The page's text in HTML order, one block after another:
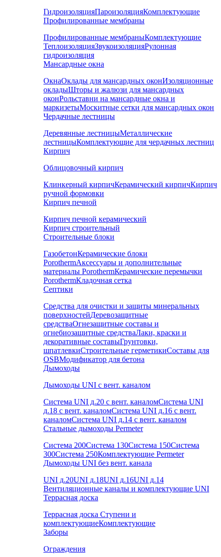
ГидроизоляцияПароизоляцияКомплектующие
Профилированные мембраны
Профилированные мембраныКомплектующие
ТеплоизоляцияЗвукоизоляцияРулонная
гидроизоляция
Мансардные окна
ОкнаОклады для мансардных оконИзоляционные
окладыШторы и жалюзи для мансардных
оконРольставни на мансардные окна и
маркизетыМоскитные сетки для мансардных окон
Чердачные лестницы
Деревянные лестницыМеталлические
лестницыКомплектующие для чердачных лестниц
Кирпич
Облицовочный кирпич
Клинкерный кирпичКерамический кирпичКирпич
ручной формовки
Кирпич печной
Кирпич печной керамический
Кирпич строительный
Строительные блоки
ГазобетонКерамические блоки
PorothermАксессуары и дополнительные
материалы PorothermКерамические перемычки
PorothermКладочная сетка
Септики
Средства для очистки и защиты минеральных
поверхностейДеревозащитные
средстваОгнезащитные составы и
огнебиозащитные средстваЛаки, краски и
декоративные составыГрунтовки,
шпатлевкиСтроительные герметикиСоставы для
OSBМодификатор для бетона
Дымоходы
Дымоходы UNI с вент. каналом
Система UNI д.20 с вент. каналомСистема UNI
д.18 с вент. каналомСистема UNI д.16 с вент.
каналомСистема UNI д.14 с вент. каналом
Стальные дымоходы Permeter
Система 200Система 130Система 150Система
300Система 250Комплектующие Permeter
Дымоходы UNI без вент. канала
UNI д.20UNI д.18UNI д.16UNI д.14
Вентиляционные каналы и комплектующие UNI
Террасная доска
Террасная доска Ступени и
комплектующиеКомплектующие
Заборы
Ограждения